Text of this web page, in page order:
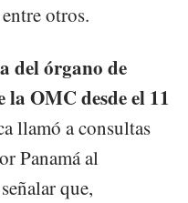
otros.
del órgano de
la OMC desde el 11
llamó a consultas
Panamá al
que,